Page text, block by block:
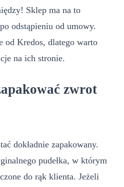
Sklep ma na to
odstąpieniu od umowy.
od Kredos, dlatego warto
na ich stronie.
zwrot
dokładnie zapakowany.
pudełka, w którym
do rąk klienta. Jeżeli